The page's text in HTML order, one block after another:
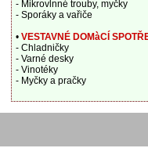
- Mikrovlnné trouby, myčky
- Sporáky a vařiče
• VESTAVNÉ DOMàCÍ
- Chladničky
- Varné desky
- Vinotéky
- Myčky a pračky